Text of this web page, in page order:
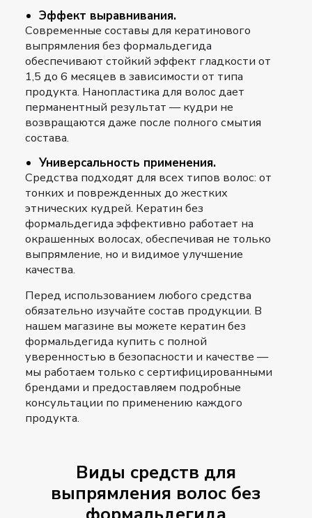
Эффект выравнивания.
Современные составы для кератинового
выпрямления без формальдегида
обеспечивают стойкий эффект гладкости от
1,5 до 6 месяцев в зависимости от типа
продукта. Нанопластика для волос дает
перманентный результат — кудри не
возвращаются даже после полного смытия
состава.
Универсальность применения.
Средства подходят для всех типов волос: от
тонких и поврежденных до жестких
этнических кудрей. Кератин без
формальдегида эффективно работает на
окрашенных волосах, обеспечивая не только
выпрямление, но и видимое улучшение
качества.
Перед использованием любого средства
обязательно изучайте состав продукции. В
нашем магазине вы можете кератин без
формальдегида купить с полной
уверенностью в безопасности и качестве —
мы работаем только с сертифицированными
брендами и предоставляем подробные
консультации по применению каждого
продукта.
Виды средств для
выпрямления волос без